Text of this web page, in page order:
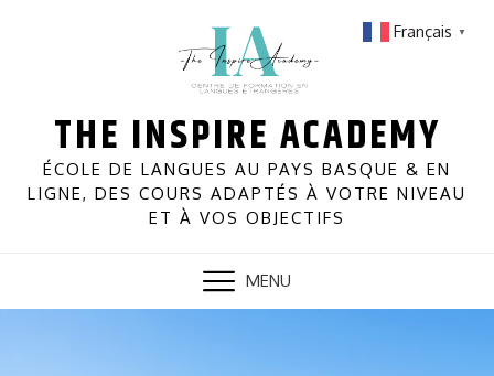
THE INSPIRE ACADEMY
ÉCOLE DE LANGUES AU PAYS BASQUE & EN
LIGNE, DES COURS ADAPTÉS À VOTRE NIVEAU
ET À VOS OBJECTIFS
MENU
Français ▼